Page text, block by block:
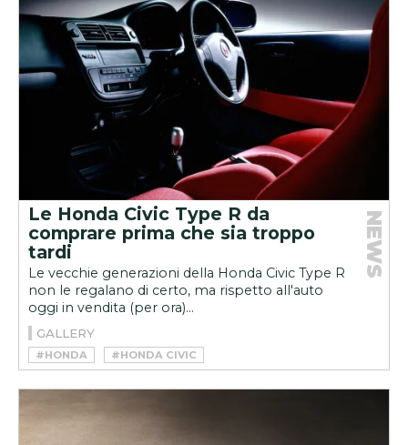
Le Honda Civic Type R da
comprare prima che sia troppo
tardi
Le vecchie generazioni della Honda Civic Type R
non le regalano di certo, ma rispetto all'auto
oggi in vendita (per ora)...
NEWS
GALLERY
#HONDA
#HONDA CIVIC
#HONDA CIVIC TYPE R